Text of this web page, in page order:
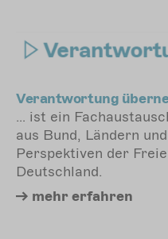
Verantwortung
… ist ein
aus Bund, Ländern
Perspektiven der
Deutschland.
mehr erfahren